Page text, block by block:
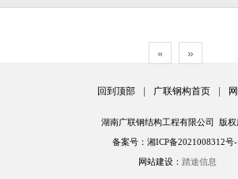
« »
回到顶部 | 广联钢构首页 |
湖南广联钢结构工程有限公司 版权
备案号：湘ICP备2021008312号-
网站建设： 踏途信息